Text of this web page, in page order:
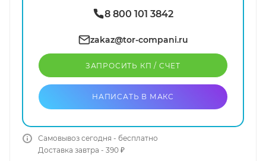
8 800 101 3842
zakaz@tor-compani.ru
ЗАПРОСИТЬ КП / CЧЕТ
НАПИСАТЬ В МАКС
Самовывоз сегодня - бесплатно
Доставка завтра - 390 ₽